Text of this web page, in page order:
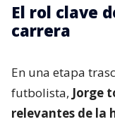
El rol clave
carrera
En una etapa
futbolista, Jorge
relevantes de la